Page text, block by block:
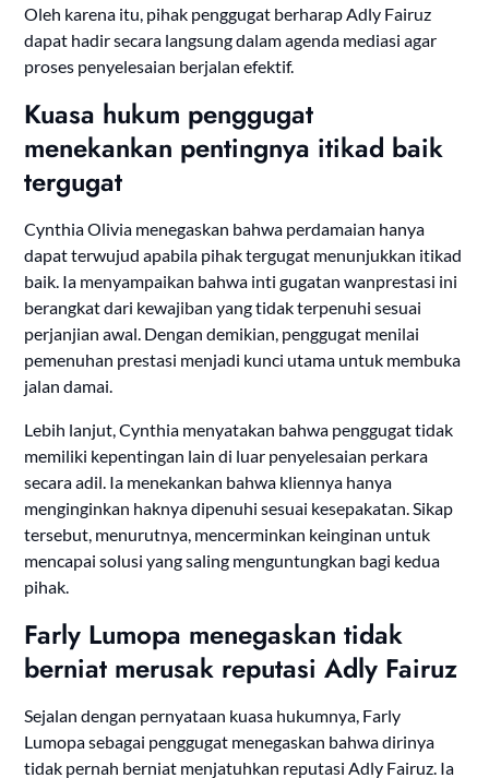
Oleh karena itu, pihak penggugat berharap Adly Fairuz
dapat hadir secara langsung dalam agenda mediasi agar
proses penyelesaian berjalan efektif.
Kuasa hukum penggugat
menekankan pentingnya itikad baik
tergugat
Cynthia Olivia menegaskan bahwa perdamaian hanya
dapat terwujud apabila pihak tergugat menunjukkan itikad
baik. Ia menyampaikan bahwa inti gugatan wanprestasi ini
berangkat dari kewajiban yang tidak terpenuhi sesuai
perjanjian awal. Dengan demikian, penggugat menilai
pemenuhan prestasi menjadi kunci utama untuk membuka
jalan damai.
Lebih lanjut, Cynthia menyatakan bahwa penggugat tidak
memiliki kepentingan lain di luar penyelesaian perkara
secara adil. Ia menekankan bahwa kliennya hanya
menginginkan haknya dipenuhi sesuai kesepakatan. Sikap
tersebut, menurutnya, mencerminkan keinginan untuk
mencapai solusi yang saling menguntungkan bagi kedua
pihak.
Farly Lumopa menegaskan tidak
berniat merusak reputasi Adly Fairuz
Sejalan dengan pernyataan kuasa hukumnya, Farly
Lumopa sebagai penggugat menegaskan bahwa dirinya
tidak pernah berniat menjatuhkan reputasi Adly Fairuz. Ia